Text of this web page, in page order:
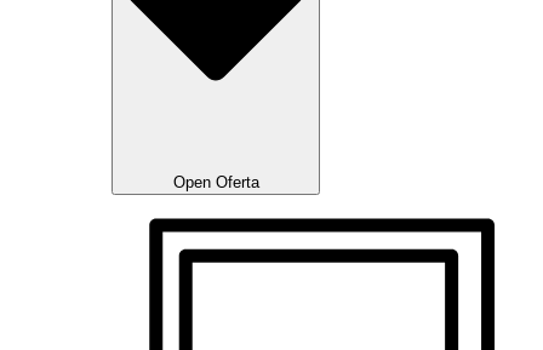
Open Oferta